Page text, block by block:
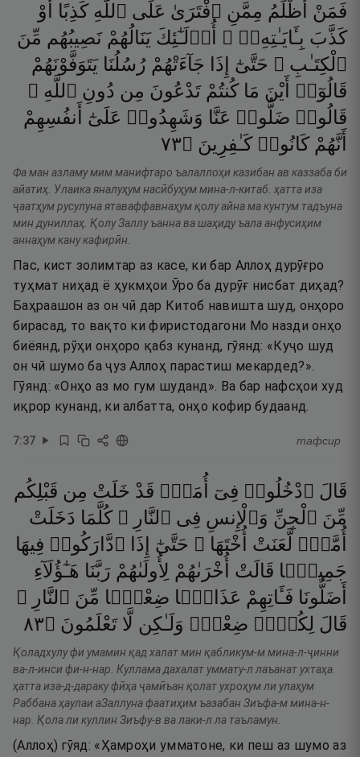
فَمَنْ أَظْلَمُ مِمَّنِ ٱفْتَرَىٰ عَلَى ٱللَّهِ كَذِبًا
أَوْ
كَذَّبَ بِـَٔايَـٰتِهِۦٓ ۚ أُو۟لَـٰٓئِكَ يَنَالُهُمْ نَصِيبُهُم مِّنَ
ٱلْكِتَـٰبِ ۖ حَتَّىٰٓ إِذَا جَآءَتْهُمْ رُسُلُنَا يَتَوَفَّوْنَهُمْ
قَالُوٓا۟ أَيْنَ مَا كُنتُمْ تَدْعُونَ مِن دُونِ ٱللَّهِ ۖ
قَالُوا۟ ضَلُّوا۟ عَنَّا وَشَهِدُوا۟ عَلَىٰٓ
أَنفُسِهِمْ
أَنَّهُمْ كَانُوا۟ كَـٰفِرِينَ ۝٣٧
Фа ман азламу мим манифтаро ъалаллоҳи казибан ав каззаба би
айатиҳ. Улаика яналуҳум насӣбуҳум мина-л-китаб. ҳатта иза
ҷаатҳум русулуна ятаваффавнаҳум қолу айна ма кунтум тадъуна
мин дуниллаҳ. Қолу Заллу ъанна ва шаҳиду ъала анфусиҳим
аннаҳум кану кафирӣн.
Пас, кист золимтар аз касе, ки бар Аллоҳ дурӯғро
туҳмат ниҳад ё ҳукмҳои Ӯро ба дурӯғ нисбат диҳад?
Баҳраашон аз он чӣ дар Китоб навишта шуд, онҳоро
бирасад, то вақто ки фиристодагони Мо назди онҳо
биёянд, рӯҳи онҳоро қабз кунанд, гӯянд: «Куҷо шуд
он чӣ шумо ба ҷуз Аллоҳ парастиш мекардед?».
Гӯянд: «Онҳо аз мо гум шуданд». Ва бар нафсҳои худ
иқрор кунанд, ки албатта, онҳо кофир будаанд.
7:37 тафсир
قَالَ ٱدْخُلُوا۟ فِىٓ أُمَمٍۢ قَدْ خَلَتْ مِن قَبْلِكُم
مِّنَ ٱلْجِنِّ وَٱلْإِنسِ فِى ٱلنَّارِ ۖ كُلَّمَا دَخَلَتْ
أُمَّةٌۭ لَّعَنَتْ أُخْتَهَا ۖ حَتَّىٰٓ إِذَا ٱدَّارَكُوا۟ فِيهَا
جَمِيعًۭا قَالَتْ أُخْرَىٰهُمْ لِأُولَىٰهُمْ رَبَّنَا هَـٰٓؤُلَآءِ
أَضَلُّونَا فَـَٔاتِهِمْ عَذَابًۭا ضِعْفًۭا مِّنَ ٱلنَّارِ ۖ
قَالَ لِكُلٍّۢ ضِعْفٌۭ وَلَـٰكِن لَّا تَعْلَمُونَ ۝٣٨
Қоладхулу фи умамин қад халат мин қабликум-м мина-л-ҷинни
ва-л-инси фи-н-нар. Куллама дахалат уммату-л лаъанат ухтаҳа.
ҳатта иза-д-дараку фӣҳа ҷамӣъан қолат ухроҳум ли улаҳум
Раббана ҳаулаи аЗаллуна фаатиҳим ъазабан Зиъфа-м мина-н-
нар. Қола ли куллин Зиъфу-в ва лаки-л ла таъламун.
(Аллоҳ) гӯяд: «Ҳамроҳи умматоне, ки пеш аз шумо аз